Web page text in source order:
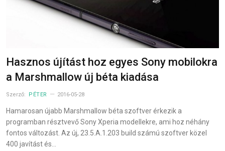
Hasznos újítást hoz egyes Sony mobilokra
a Marshmallow új béta kiadása
Szerző: PÉTER 2016-05-28
Hamarosan újabb Marshmallow béta szoftver érkezik a
programban résztvevő Sony Xperia modellekre, ami hoz néhány
fontos változást. Az új, 23.5.A.1.203 build számú szoftver közel
400 javítást és…